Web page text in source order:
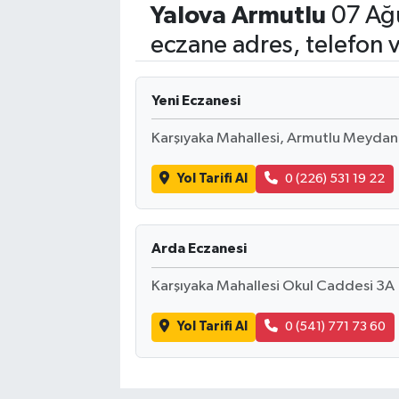
Yalova Armutlu 07
eczane adres, telefon
Yeni Eczanesi
Karşıyaka Mahallesi, Armutlu
Yol Tarifi Al 0 (226) 531 19 22
Arda Eczanesi
Karşıyaka Mahallesi Okul Caddesi 3A
Yol Tarifi Al 0 (541) 771 73 60